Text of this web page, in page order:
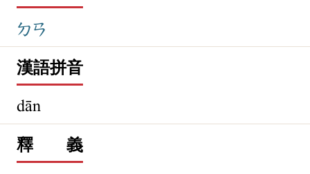
ㄉㄢ
漢語拼音
dān
釋 義